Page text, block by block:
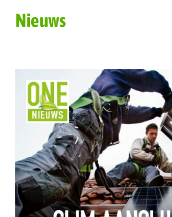
Nieuws